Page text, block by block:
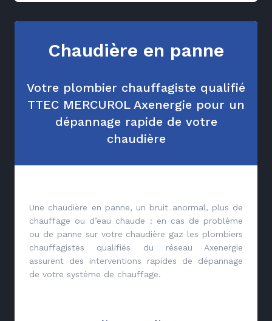
Chaudière en panne
Votre plombier chauffagiste qualifié
TTEC MERCUROL Axenergie pour un
dépannage rapide de votre
chaudière
Une chaudière en panne, un bruit anormal, plus de
chauffage ou d’eau chaude : en cas de problème
ou de panne sur votre chaudière gaz les plombiers
chauffagistes qualifiés du réseau Axenergie
assurent des interventions rapides de dépannage
de votre système de chauffage.